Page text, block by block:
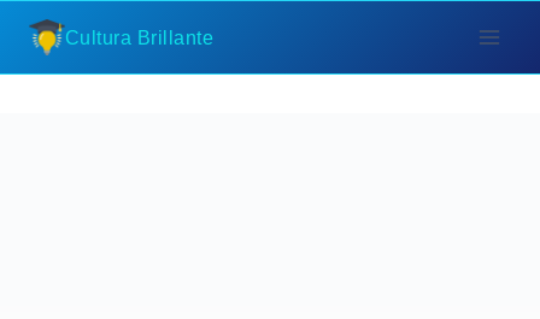
Saltar
contenido
Cultura Brillante